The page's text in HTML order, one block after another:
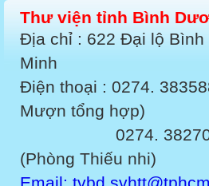
Thư viện tỉnh Bình
Địa chỉ : 622 Đại lộ
Minh
Điện thoại : 0274.
Mượn tổng hợp)
0274. 3827080
(Phòng Thiếu nhi)